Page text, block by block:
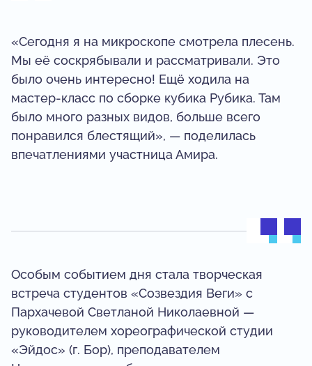
«Сегодня я на микроскопе смотрела плесень.
Мы её соскрябывали и рассматривали. Это
было очень интересно! Ещё ходила на
мастер-класс по сборке кубика Рубика. Там
было много разных видов, больше всего
понравился блестящий», — поделилась
впечатлениями участница Амира.
Особым событием дня стала творческая
встреча студентов «Созвездия Веги» с
Пархачевой Светланой Николаевной —
руководителем хореографической студии
«Эйдос» (г. Бор), преподавателем